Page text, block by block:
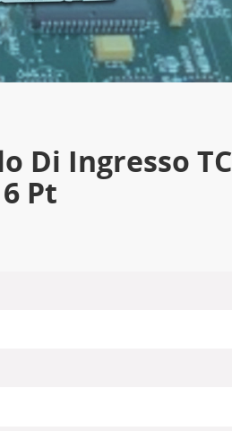
Di Ingresso TC
Pt